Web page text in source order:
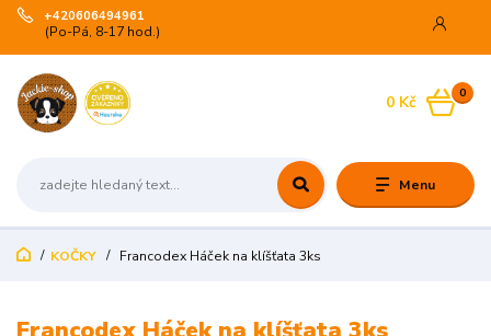
Menu
+420606494961
(Po-Pá, 8-17 hod.)
0
0 Kč
KOČKY Francodex Háček na klíšťata 3ks